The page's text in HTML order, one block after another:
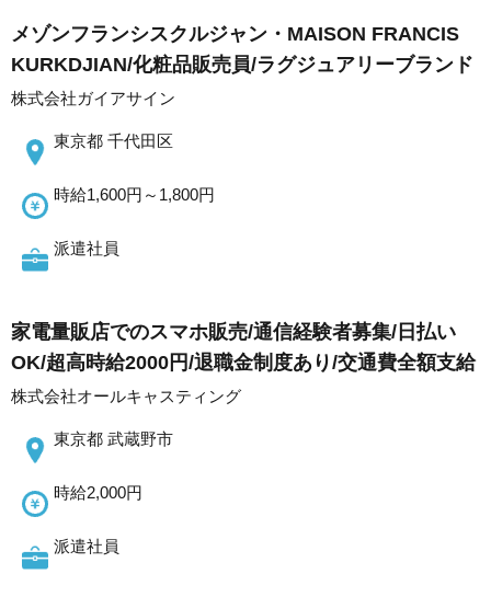
メゾンフランシスクルジャン・MAISON FRANCIS
KURKDJIAN/化粧品販売員/ラグジュアリーブランド
株式会社ガイアサイン
東京都 千代田区
時給1,600円～1,800円
派遣社員
家電量販店でのスマホ販売/通信経験者募集/日払い
OK/超高時給2000円/退職金制度あり/交通費全額支給
株式会社オールキャスティング
東京都 武蔵野市
時給2,000円
派遣社員